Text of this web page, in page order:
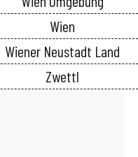
Wien
Wiener Neustadt Land
Zwettl